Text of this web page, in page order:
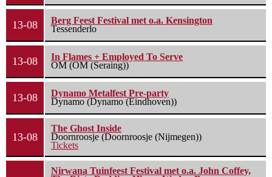
13-08
Berg Feest Festival met o.a. Kensington
Tessenderlo
13-08
In Flames + Employed To Serve
OM (OM (Seraing))
13-08
Dynamo Metalfest Pre-party
Dynamo (Dynamo (Eindhoven))
13-08
The Ghost Inside
Doornroosje (Doornroosje (Nijmegen))
Tickets
Nirwana Tuinfeest Festival met o.a. John Coffey,